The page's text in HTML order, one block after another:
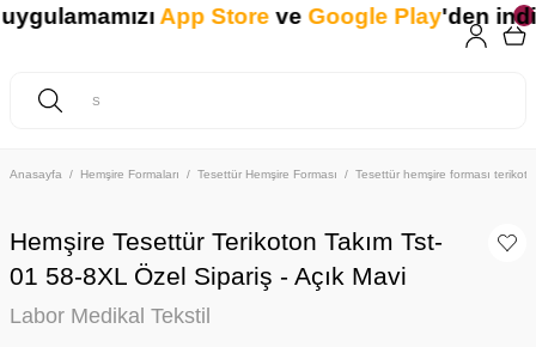
Anasayfa Hemşire Formaları Tesettür Hemşire Forması Tesettür hemşire forması
Hemşire Tesettür Terikoton Takım Tst-
01 58-8XL Özel Sipariş - Açık Mavi
Labor Medikal Tekstil
App StoreveGoogle Play'den